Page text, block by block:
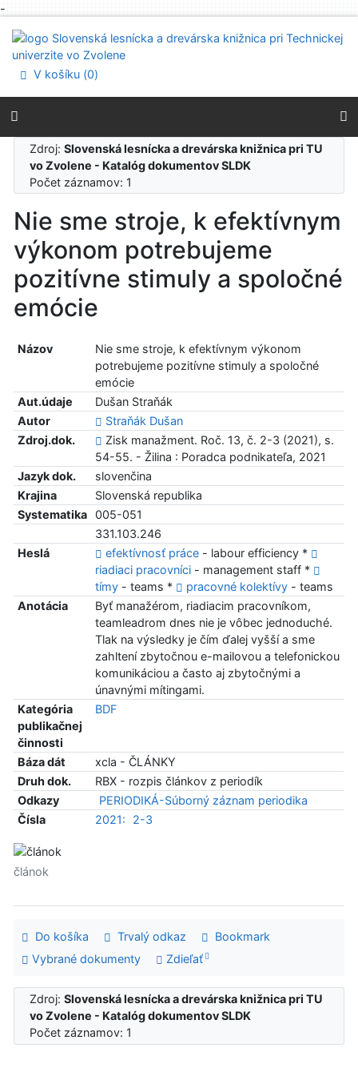
-
Prejsť na menu
Prehlásenie o webovej prístupnosti
V košíku (0)
Zdroj:Slovenská lesnícka a drevárska knižnica pri TU
vo Zvolene - Katalóg dokumentov SLDK
Počet záznamov: 1
Nie sme stroje, k efektívnym
výkonom potrebujeme
pozitívne stimuly a spoločné
emócie
Názov
Nie sme stroje, k efektívnym výkonom
potrebujeme pozitívne stimuly a spoločné
emócie
Aut.údaje
Dušan Straňák
Autor
Straňák Dušan
Zdroj.dok.
Zisk manažment. Roč. 13, č. 2-3 (2021), s.
54-55. - Žilina : Poradca podnikateľa, 2021
Jazyk dok.
slovenčina
Krajina
Slovenská republika
Systematika
005-051
331.103.246
Heslá
efektívnosť práce- labour efficiency *
riadiaci pracovníci- management staff *
tímy- teams * pracovné kolektívy- teams
Anotácia
Byť manažérom, riadiacim pracovníkom,
teamleadrom dnes nie je vôbec jednoduché.
Tlak na výsledky je čím ďalej vyšší a sme
zahltení zbytočnou e-mailovou a telefonickou
komunikáciou a často aj zbytočnými a
únavnými mítingami.
Kategória
publikačnej
činnosti
BDF
Báza dát
xcla - ČLÁNKY
Druh dok.
RBX - rozpis článkov z periodík
Odkazy
PERIODIKÁ-Súborný záznam periodika
Čísla
2021: 2-3
článok
Do košíka Trvalý odkaz
Bookmark
Vybrané dokumenty
Zdieľať
Zdroj:Slovenská lesnícka a drevárska knižnica pri TU
vo Zvolene - Katalóg dokumentov SLDK
Počet záznamov: 1